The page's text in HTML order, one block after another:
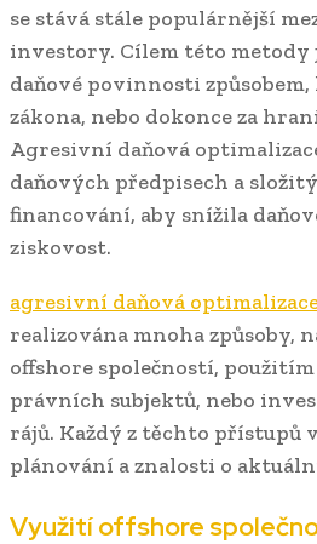
se stává stále populárnější
investory. Cílem této
daňové povinnosti
zákona, nebo dokonce za
Agresivní daňová
daňových předpisech a
financování, aby snížila
ziskovost.
agresivní daňová
realizována mnoha způsoby,
offshore společností,
právních subjektů, nebo
rájů. Každý z těchto přístupů
plánování a znalosti o
Využití offshore